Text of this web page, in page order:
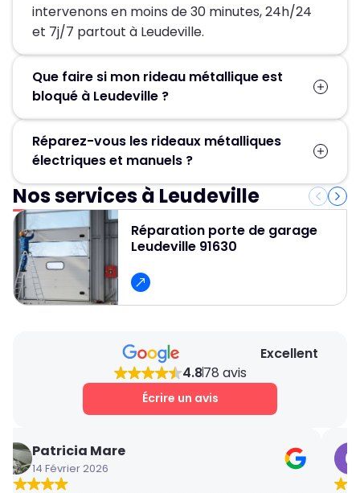
intervenons en moins de 30 minutes, 24h/24
et 7j/7 partout à Leudeville.
Que faire si mon rideau métallique est
bloqué à Leudeville ?
stoppez toute manipulation et contactez
MGParis au 01 84 24 42 80. Un serrurier-
métallier agréé sécurise et débloque votre
rideau sans l’endommager.
Réparez-vous les rideaux métalliques
électriques et manuels ?
Oui. MGParis assure la réparation de rideaux
métalliques manuels et électriques : moteur
central, latéral ou tubulaire HS, ressorts
cassés, coulisses tordues, tablier désaxé.
Nos services à Leudeville
Réparation porte de garage
Leudeville 91630
Excellent
4.878 avis
Écrire un avis
Patricia Mare
14 Février 2026